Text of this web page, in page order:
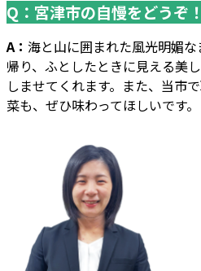
Q：宮津市の自慢をどうぞ！
A： 海と山に囲まれた風光明媚
帰り、ふとしたときに見える美
しませてくれます。また、当市
菜も、ぜひ味わってほしいです。